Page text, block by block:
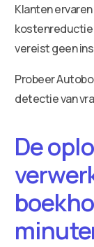
Klanten
kostenreductie
vereist geen
Probeer
detectie van
De